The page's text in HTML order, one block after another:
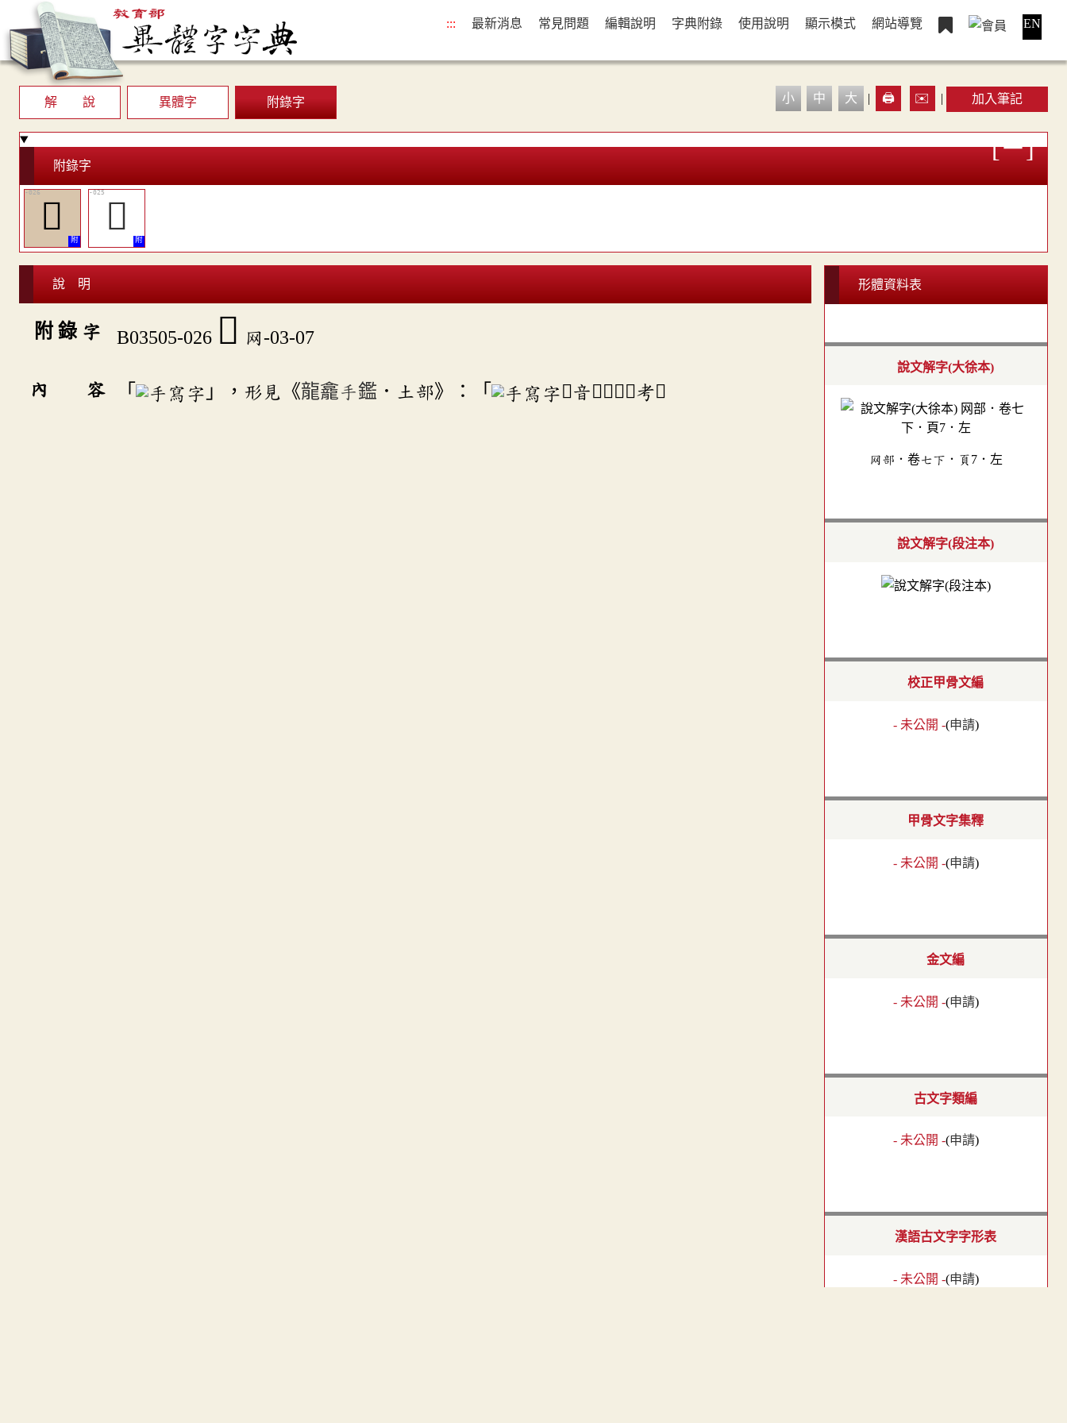
::: 最新消息 常見問題 編輯說明 字典附錄 使用說明 顯示模式 網站導覽 EN
解 說 異體字 附錄字 小 中 大 | 🖨️ ✉️ | 加入筆記
附錄字
󸖒 󸖑
說 明
附 錄 字 B03505-026 󸖒 网-03-07
內 容 「 」，形見《龍龕手鑑 ．土部》：「 ，音𠕀。」待考。
形體資料表
說文解字(大徐本)
网部．卷七下．頁7．左
說文解字(段注本)
校正甲骨文編
- 未公開 -(申請)
甲骨文字集釋
- 未公開 -(申請)
金文編
- 未公開 -(申請)
古文字類編
- 未公開 -(申請)
漢語古文字字形表
- 未公開 -(申請)